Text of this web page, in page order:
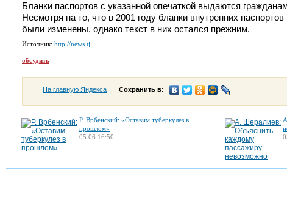
Бланки паспортов с указанной опечаткой выдаются
Несмотря на то, что в 2001 году бланки внутренних
были изменены, однако текст в них остался прежним.
Источник: http://news.tj
обсудить
На главную Яндекса Сохранить в:
Р. Врбенский: «Оставим туберкулез в
прошлом»
05.06 16:50